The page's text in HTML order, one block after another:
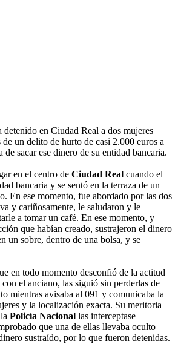
detenido en Ciudad Real a dos mujeres
de un delito de hurto de casi 2.000 euros a
de sacar ese dinero de su entidad bancaria.
en el centro de Ciudad Real cuando el
bancaria y se sentó en la terraza de un
En ese momento, fue abordado por las dos
y cariñosamente, le saludaron y le
a tomar un café. En ese momento, y
que habían creado, sustrajeron el dinero
un sobre, dentro de una bolsa, y se
en todo momento desconfió de la actitud
el anciano, las siguió sin perderlas de
mientras avisaba al 091 y comunicaba la
y la localización exacta. Su meritoria
Policía Nacional las interceptase
que una de ellas llevaba oculto
sustraído, por lo que fueron detenidas.